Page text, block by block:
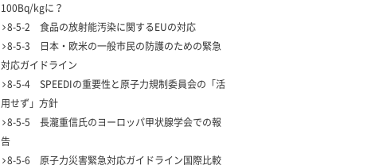
100Bq/kgに？
8-5-2 食品の放射能汚染に関するEUの対応
8-5-3 日本・欧米の一般市民の防護のための緊急
対応ガイドライン
8-5-4 SPEEDIの重要性と原子力規制委員会の「活
用せず」方針
8-5-5 長瀧重信氏のヨーロッパ甲状腺学会での報
告
8-5-6 原子力災害緊急対応ガイドライン国際比較